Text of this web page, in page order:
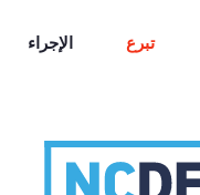
الإجراء تبرع